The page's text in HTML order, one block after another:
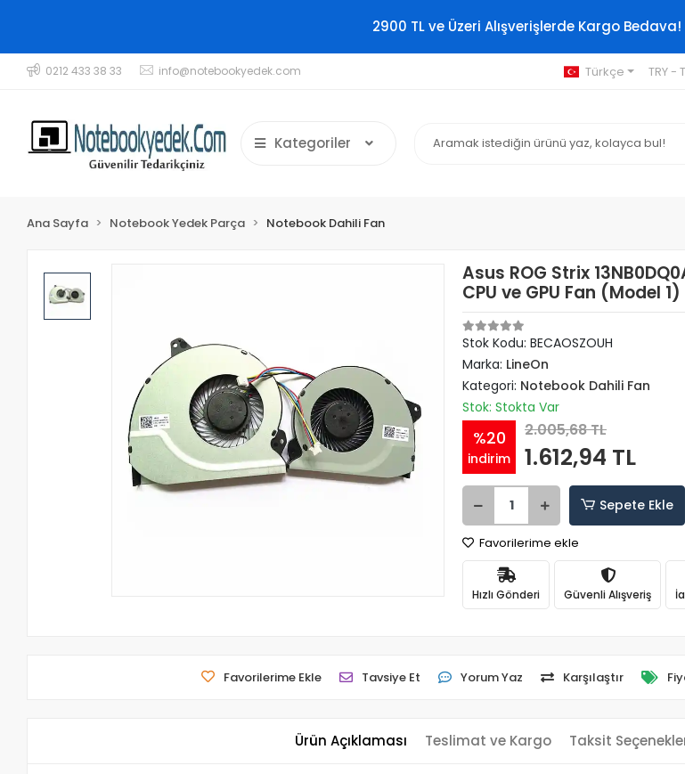
2900 TL ve Üzeri Alışverişlerde Kargo
0212 433 38 33 info@notebookyedek.com Türkçe TRY -
Kategoriler
Ana Sayfa Notebook Yedek Parça Notebook Dahili Fan
Asus ROG Strix
CPU ve GPU Fan (Model 1)
Stok Kodu: BECAOSZOUH
Marka: LineOn
Kategori: Notebook Dahili Fan
Stok: Stokta Var
%20
indirim
2.005,68 TL
1.612,94 TL
Sepete Ekle
Favorilerime ekle
Hızlı Gönderi Güvenli Alışveriş
Favorilerime Ekle Tavsiye Et Yorum Yaz Karşılaştır
Ürün Açıklaması Teslimat ve Kargo Taksit